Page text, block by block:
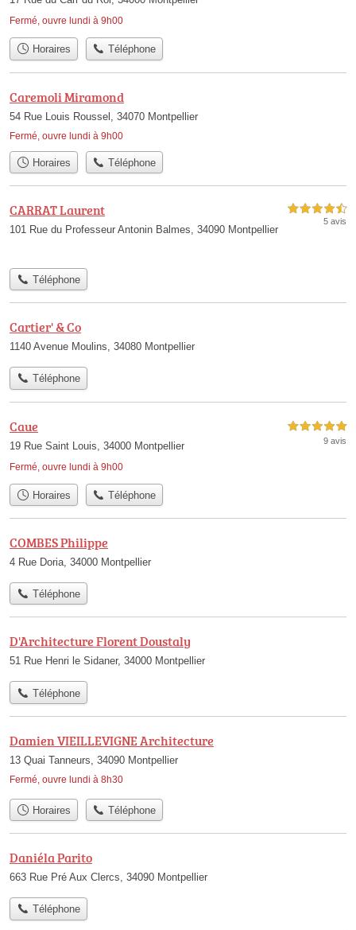
Fermé, ouvre lundi à 9h00
Horaires Téléphone
Caremoli Miramond
54 Rue Louis Roussel, 34070 Montpellier
Fermé, ouvre lundi à 9h00
Horaires Téléphone
CARRAT Laurent
101 Rue du Professeur Antonin Balmes, 34090 Montpellier
4,5 étoiles sur 5
5 avis
Téléphone
Cartier' & Co
1140 Avenue Moulins, 34080 Montpellier
Téléphone
Caue
19 Rue Saint Louis, 34000 Montpellier
Fermé, ouvre lundi à 9h00
5,0 étoiles sur 5
9 avis
Horaires Téléphone
COMBES Philippe
4 Rue Doria, 34000 Montpellier
Téléphone
D'Architecture Florent Doustaly
51 Rue Henri le Sidaner, 34000 Montpellier
Téléphone
Damien VIEILLEVIGNE Architecture
13 Quai Tanneurs, 34090 Montpellier
Fermé, ouvre lundi à 8h30
Horaires Téléphone
Daniéla Parito
663 Rue Pré Aux Clercs, 34090 Montpellier
Téléphone